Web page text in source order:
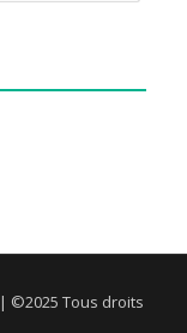
| ©2025 Tous droits